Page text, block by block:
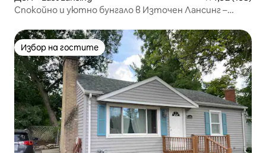
Спокойно и уютно бунгало в Източен Лансинг –
Избор на гостите
Избор на гостите